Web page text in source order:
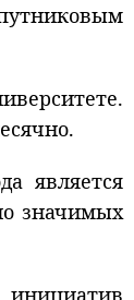
является
значимых